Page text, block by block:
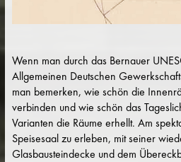
Wenn man durch das Bernauer
Allgemeinen Deutschen
man bemerken, wie schön die
verbinden und wie schön das
Varianten die Räume erhellt. Am
Speisesaal zu erleben, mit seiner
Glasbausteindecke und dem